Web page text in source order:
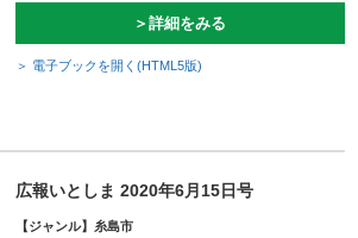
＞詳細をみる
＞ 電子ブックを開く(HTML5版)
広報いとしま 2020年6月15日号
【ジャンル】糸島市